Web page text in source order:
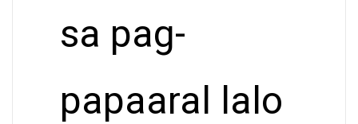
sa pag-
papaaral lalo